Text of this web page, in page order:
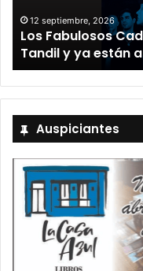
12 septiembre, 2026
Los Fabulosos
Tandil y ya están
Auspiciantes